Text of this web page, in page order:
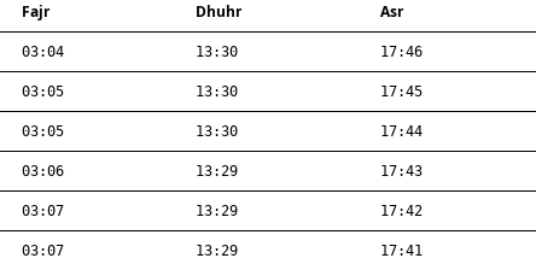
Fajr Dhuhr Asr
03:04 13:30 17:46
03:05 13:30 17:45
03:05 13:30 17:44
03:06 13:29 17:43
03:07 13:29 17:42
03:07 13:29 17:41